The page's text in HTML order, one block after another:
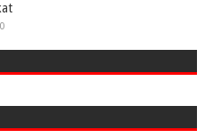
0